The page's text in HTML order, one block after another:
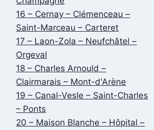
16 – Cernay – Clémenceau –
Saint-Marceau – Carteret
17 – Laon-Zola – Neufchâtel –
Orgeval
18 – Charles Arnould –
Clairmarais – Mont-d'Arène
19 – Canal-Vesle – Saint-Charles
– Ponts
20 – Maison Blanche – Hôpital –